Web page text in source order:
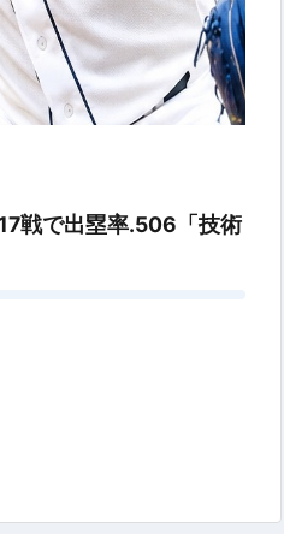
戦で出塁率.506「技術